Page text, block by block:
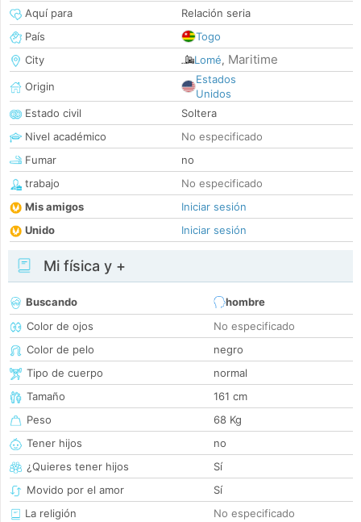
Aquí para
Relación seria
País
Togo
City
Lomé, Maritime
Origin
Estados
Unidos
Estado civil
Soltera
Nivel académico
No especificado
Fumar
no
trabajo
No especificado
Mis amigos
Iniciar sesión
Unido
Iniciar sesión
Mi física y +
Buscando
hombre
Color de ojos
No especificado
Color de pelo
negro
Tipo de cuerpo
normal
Tamaño
161 cm
Peso
68 Kg
Tener hijos
no
¿Quieres tener hijos
Sí
Movido por el amor
Sí
La religión
No especificado